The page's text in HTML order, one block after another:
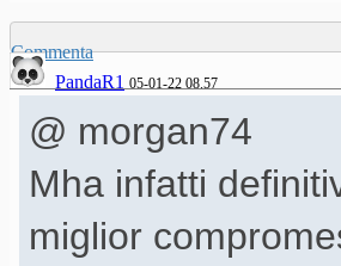
Commenta
PandaR1 05-01-22 08.57
@ morgan74
Mha infatti
miglior